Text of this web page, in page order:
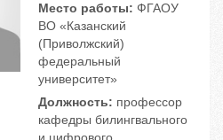
Место работы: ФГАОУ
ВО «Казанский
(Приволжский)
федеральный
университет»
Должность: профессор
кафедры билингвального